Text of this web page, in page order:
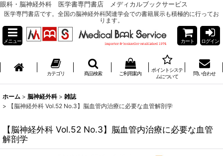
眼科・脳神経外科 医学書専門書店 メディカルブックサービス
医学専門書店です。全国の脳神経外科関連学会での書籍展示も積極的に行ってお
ります。
メニュー カート ログイン
カテゴリ 商品検索 ご利用案内
ポイントシステ
ムについて
問い合わせ
ホーム > 脳神経外科 > 雑誌
>
【脳神経外科 Vol.52 No.3】脳血管内治療に必要な血管解剖学
【脳神経外科 Vol.52 No.3】脳血管内治療に必要な血管
解剖学